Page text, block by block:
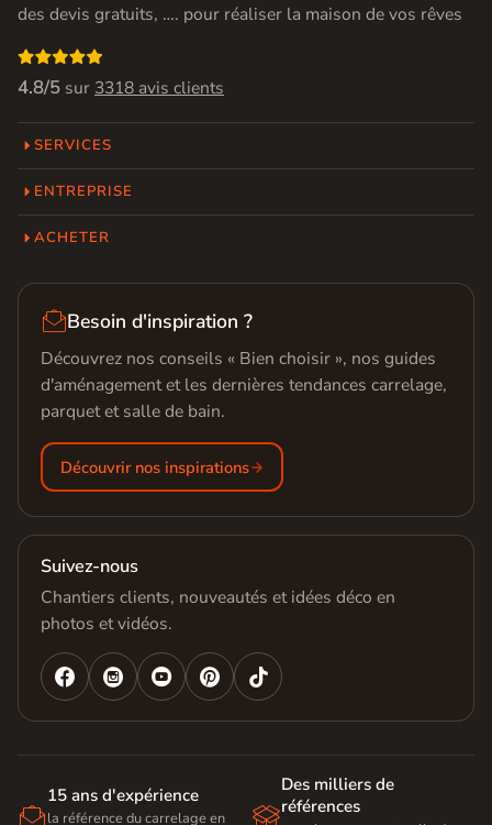
des devis gratuits, …. pour réaliser la maison de vos rêves

4.8/5 sur 3318 avis clients
SERVICES
ENTREPRISE
ACHETER
Besoin d'inspiration ?
Découvrez nos conseils « Bien choisir », nos guides
d'aménagement et les dernières tendances carrelage,
parquet et salle de bain.
Découvrir nos inspirations
Suivez-nous
Chantiers clients, nouveautés et idées déco en
photos et vidéos.
   

15 ans d'expérience
la référence du carrelage en 
Des milliers de
références